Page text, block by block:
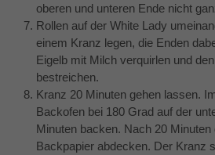
oberen und unteren Ende nicht
Rollen auf der White Lady
einem Kranz legen, die Enden
Eigelb mit Milch verquirlen und
bestreichen.
Kranz 20 Minuten gehen lassen.
Backofen bei 180 Grad auf der
Minuten backen. Nach 20 Minuten
Backpapier abdecken. Der Kranz